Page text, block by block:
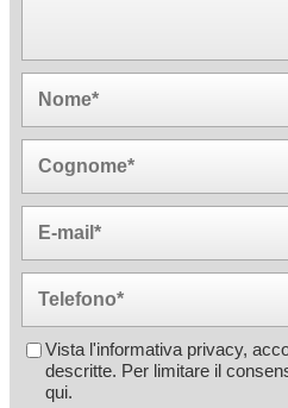
Vista l'informativa privacy,
descritte. Per limitare il
qui.